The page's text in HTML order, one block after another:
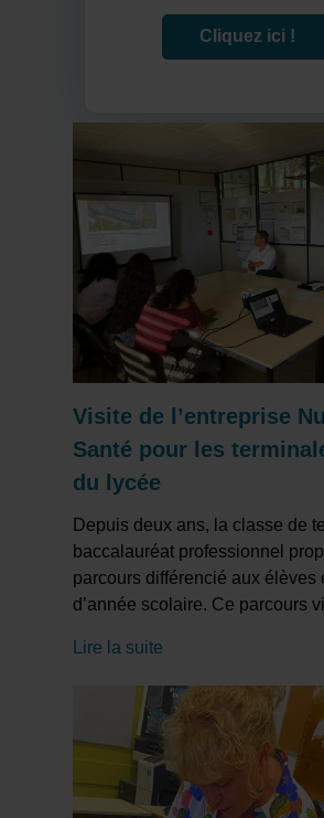
Cliquez ici !
Visite de l’entreprise
Santé pour les
du lycée
Depuis deux ans, la classe de
baccalauréat professionnel
parcours différencié aux élèves
d’année scolaire. Ce parcours
Lire la suite